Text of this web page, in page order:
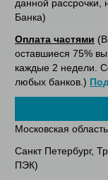
данной рассрочки,
Банка)
Оплата частями
оставшиеся 75%
каждые 2 недели.
любых банков.)
Московская
Санкт Петербург,
ПЭК)